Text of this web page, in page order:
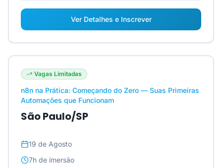
Ver Detalhes e Inscrever
Vagas Limitadas
n8n na Prática: Começando do Zero — Suas Primeiras
Automações que Funcionam
São Paulo/SP
19 de Agosto
7h de imersão